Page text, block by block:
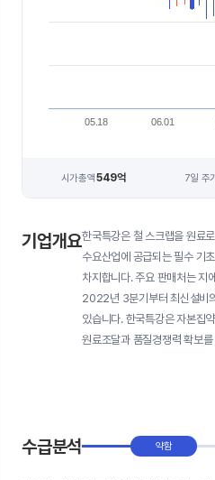
05.18 06.01
시가총액549억 7일 주
기업개요한국특강은 철 스크랩을 원료
수요산업에 공급되는 필수 기
차지합니다. 주요 판매처는 지
2022년 3분기부터 최신설비
있습니다. 한국특강은 자본집
원료조달과 품질경쟁력 확보
수급분석 약함